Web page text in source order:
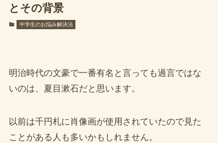
とその背景
中学生のお悩み解決法
明治時代の文豪で一番有名と言っても過言ではな
いのは、夏目漱石だと思います。
以前は千円札に肖像画が使用されていたので見た
ことがある人も多いかもしれません。